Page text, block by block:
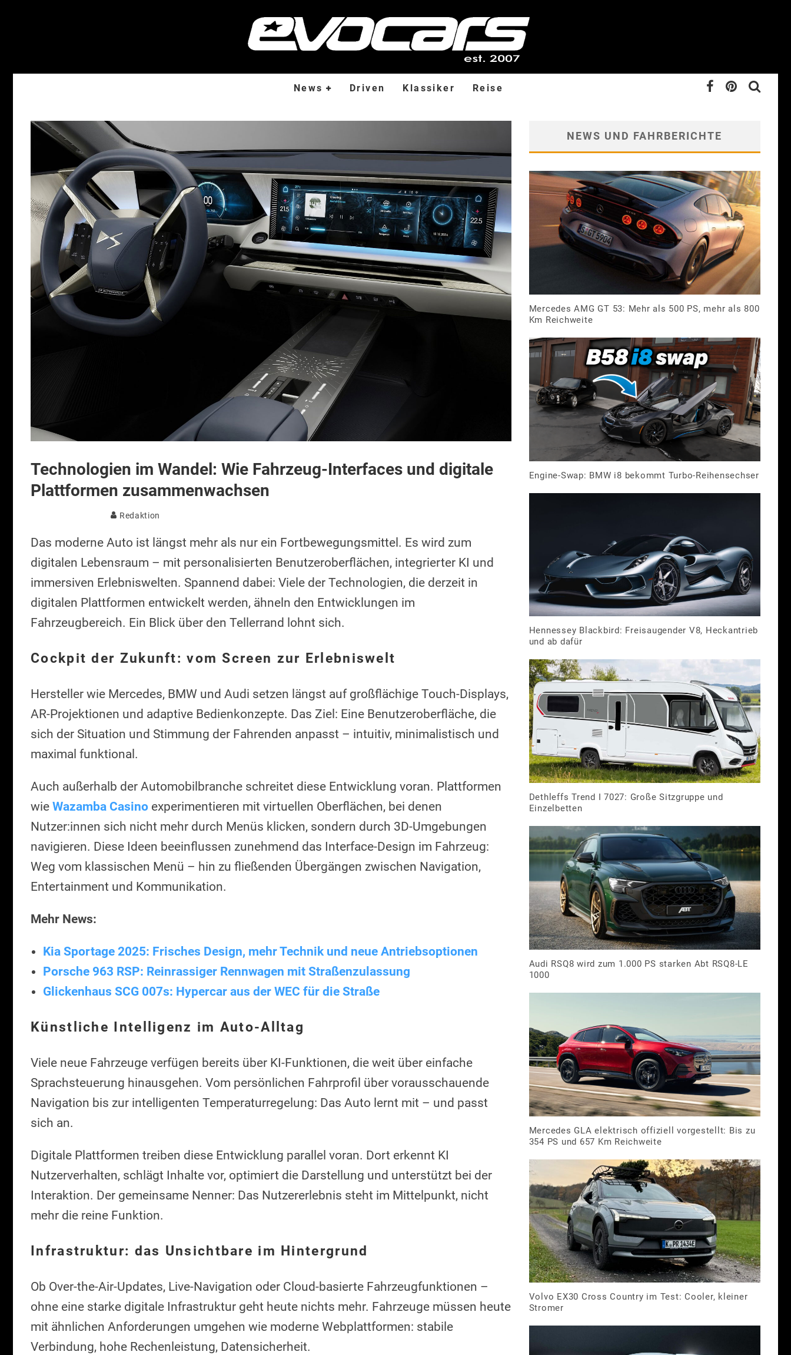
News Driven Klassiker Reise
Technologien im Wandel: Wie Fahrzeug-Interfaces und digitale
Plattformen zusammenwachsen
Redaktion
Das moderne Auto ist längst mehr als nur ein Fortbewegungsmittel. Es wird zum
digitalen Lebensraum – mit personalisierten Benutzeroberflächen, integrierter KI und
immersiven Erlebniswelten. Spannend dabei: Viele der Technologien, die derzeit in
digitalen Plattformen entwickelt werden, ähneln den Entwicklungen im
Fahrzeugbereich. Ein Blick über den Tellerrand lohnt sich.
Cockpit der Zukunft: vom Screen zur Erlebniswelt
Hersteller wie Mercedes, BMW und Audi setzen längst auf großflächige Touch-Displays,
AR-Projektionen und adaptive Bedienkonzepte. Das Ziel: Eine Benutzeroberfläche, die
sich der Situation und Stimmung der Fahrenden anpasst – intuitiv, minimalistisch und
maximal funktional.
Auch außerhalb der Automobilbranche schreitet diese Entwicklung voran. Plattformen
wie Wazamba Casino experimentieren mit virtuellen Oberflächen, bei denen
Nutzer:innen sich nicht mehr durch Menüs klicken, sondern durch 3D-Umgebungen
navigieren. Diese Ideen beeinflussen zunehmend das Interface-Design im Fahrzeug:
Weg vom klassischen Menü – hin zu fließenden Übergängen zwischen Navigation,
Entertainment und Kommunikation.
Mehr News:
Kia Sportage 2025: Frisches Design, mehr Technik und neue Antriebsoptionen
Porsche 963 RSP: Reinrassiger Rennwagen mit Straßenzulassung
Glickenhaus SCG 007s: Hypercar aus der WEC für die Straße
Künstliche Intelligenz im Auto-Alltag
Viele neue Fahrzeuge verfügen bereits über KI-Funktionen, die weit über einfache
Sprachsteuerung hinausgehen. Vom persönlichen Fahrprofil über vorausschauende
Navigation bis zur intelligenten Temperaturregelung: Das Auto lernt mit – und passt
sich an.
Digitale Plattformen treiben diese Entwicklung parallel voran. Dort erkennt KI
Nutzerverhalten, schlägt Inhalte vor, optimiert die Darstellung und unterstützt bei der
Interaktion. Der gemeinsame Nenner: Das Nutzererlebnis steht im Mittelpunkt, nicht
mehr die reine Funktion.
Infrastruktur: das Unsichtbare im Hintergrund
Ob Over-the-Air-Updates, Live-Navigation oder Cloud-basierte Fahrzeugfunktionen –
ohne eine starke digitale Infrastruktur geht heute nichts mehr. Fahrzeuge müssen heute
mit ähnlichen Anforderungen umgehen wie moderne Webplattformen: stabile
Verbindung, hohe Rechenleistung, Datensicherheit.
NEWS UND FAHRBERICHTE
Mercedes AMG GT 53: Mehr als 500 PS, mehr als 800
Km Reichweite
Engine-Swap: BMW i8 bekommt Turbo-Reihensechser
Hennessey Blackbird: Freisaugender V8, Heckantrieb
und ab dafür
Dethleffs Trend I 7027: Große Sitzgruppe und
Einzelbetten
Audi RSQ8 wird zum 1.000 PS starken Abt RSQ8-LE
1000
Mercedes GLA elektrisch offiziell vorgestellt: Bis zu
354 PS und 657 Km Reichweite
Volvo EX30 Cross Country im Test: Cooler, kleiner
Stromer